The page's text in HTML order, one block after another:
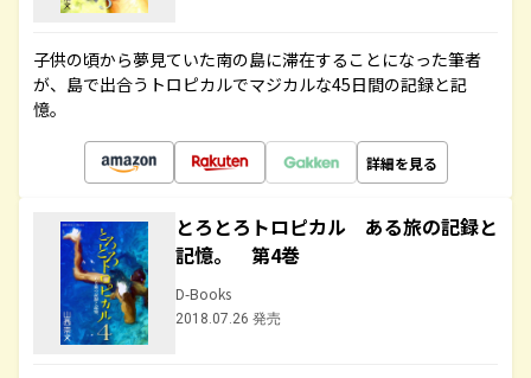
子供の頃から夢見ていた南の島に滞在することになった筆者
が、島で出合うトロピカルでマジカルな45日間の記録と記
憶。
詳細を見る
とろとろトロピカル ある旅の記録と
記憶。 第4巻
D-Books
2018.07.26 発売